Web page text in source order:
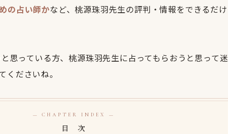
の占い師かなど、桃源珠羽先生の評判・情報をできるだけ
思っている方、桃源珠羽先生に占ってもらおうと思って迷
くださいね。
— CHAPTER INDEX —
目 次